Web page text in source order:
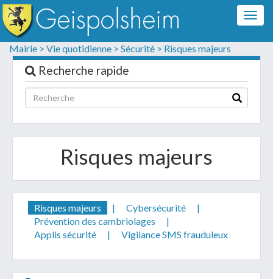
Mairie > Vie quotidienne > Sécurité > Risques majeurs
Recherche rapide
Risques majeurs
Risques majeurs | Cybersécurité
|
Prévention des cambriolages
|
Applis sécurité
| Vigilance SMS frauduleux
Formulaire de contact
Les champs suivis d'un * sont obligatoires
Informations personnelles